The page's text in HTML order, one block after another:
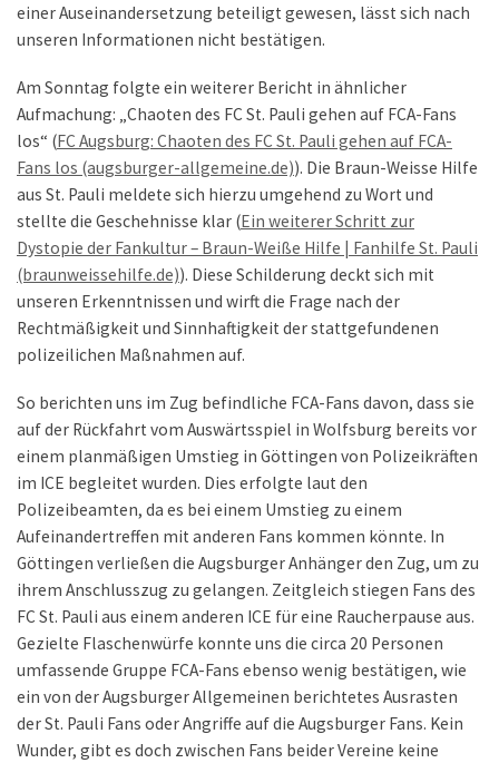
einer Auseinandersetzung beteiligt gewesen, lässt sich nach
unseren Informationen nicht bestätigen.
Am Sonntag folgte ein weiterer Bericht in ähnlicher
Aufmachung: „Chaoten des FC St. Pauli gehen auf FCA-Fans
los“ (FC Augsburg: Chaoten des FC St. Pauli gehen auf FCA-
Fans los (augsburger-allgemeine.de)). Die Braun-Weisse Hilfe
aus St. Pauli meldete sich hierzu umgehend zu Wort und
stellte die Geschehnisse klar (Ein weiterer Schritt zur
Dystopie der Fankultur – Braun-Weiße Hilfe | Fanhilfe St. Pauli
(braunweissehilfe.de)). Diese Schilderung deckt sich mit
unseren Erkenntnissen und wirft die Frage nach der
Rechtmäßigkeit und Sinnhaftigkeit der stattgefundenen
polizeilichen Maßnahmen auf.
So berichten uns im Zug befindliche FCA-Fans davon, dass sie
auf der Rückfahrt vom Auswärtsspiel in Wolfsburg bereits vor
einem planmäßigen Umstieg in Göttingen von Polizeikräften
im ICE begleitet wurden. Dies erfolgte laut den
Polizeibeamten, da es bei einem Umstieg zu einem
Aufeinandertreffen mit anderen Fans kommen könnte. In
Göttingen verließen die Augsburger Anhänger den Zug, um zu
ihrem Anschlusszug zu gelangen. Zeitgleich stiegen Fans des
FC St. Pauli aus einem anderen ICE für eine Raucherpause aus.
Gezielte Flaschenwürfe konnte uns die circa 20 Personen
umfassende Gruppe FCA-Fans ebenso wenig bestätigen, wie
ein von der Augsburger Allgemeinen berichtetes Ausrasten
der St. Pauli Fans oder Angriffe auf die Augsburger Fans. Kein
Wunder, gibt es doch zwischen Fans beider Vereine keine